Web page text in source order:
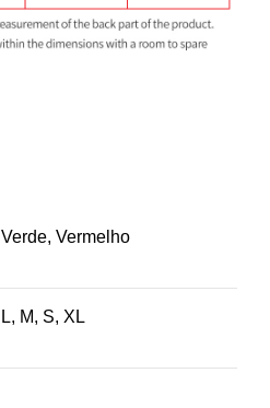
Verde, Vermelho
L, M, S, XL